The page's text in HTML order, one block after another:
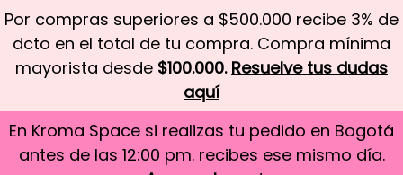
Por compras superiores a $500.000 recibe 3% de
dcto en el total de tu compra. Compra mínima
mayorista desde $100.000. Resuelve tus dudas
aquí
En Kroma Space si realizas tu pedido en Bogotá
antes de las 12:00 pm. recibes ese mismo día.